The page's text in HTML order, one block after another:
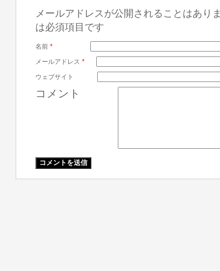
メールアドレスが公開されることはあり
は必須項目です
名前 *
メールアドレス *
ウェブサイト
コメント